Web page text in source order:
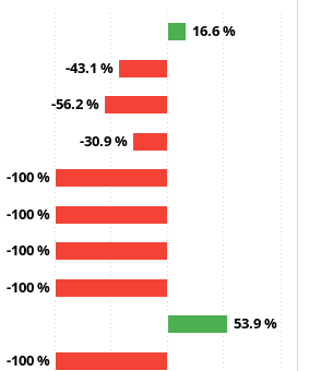
16.6 %
-43.1 %
-56.2 %
-30.9 %
-100 %
-100 %
-100 %
-100 %
53.9 %
-100 %